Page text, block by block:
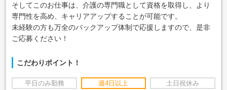
そしてこのお仕事は、介護の専門職として資格を取得し、より
専門性を高め、キャリアアップすることが可能です。
未経験の方も万全のバックアップ体制で応援しますので、是非
ご応募ください！
こだわりポイント！
平日のみ勤務 週4日以上 土日祝休み